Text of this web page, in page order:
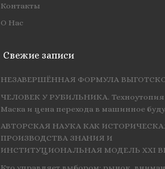
Контакты
О Нас
Свежие записи
НЕЗАВЕРШЁННАЯ ФОРМУЛА
ЧЕЛОВЕК У РУБИЛЬНИКА. Техноутопия
Маска и цена перехода в машинное
АВТОРСКАЯ НАУКА КАК
ПРОИЗВОДСТВА ЗНАНИЯ И
ИНСТИТУЦИОНАЛЬНАЯ МОДЕЛЬ XXI